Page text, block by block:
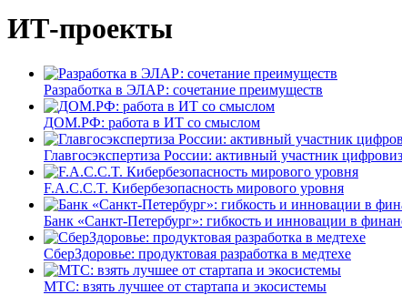
ИТ-проекты
Разработка в ЭЛАР: сочетание преимуществ
ДОМ.РФ: работа в ИТ со смыслом
Главгосэкспертиза России: активный участник
F.A.C.C.T. Кибербезопасность мирового уровня
Банк «Санкт-Петербург»: гибкость и инновации в
СберЗдоровье: продуктовая разработка в медтехе
МТС: взять лучшее от стартапа и экосистемы